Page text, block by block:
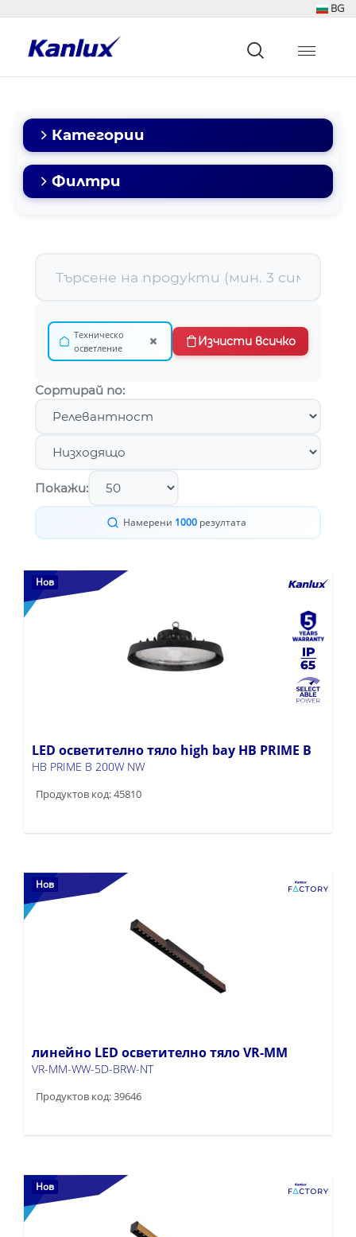
BG
główna
Категории
Филтри
Техническо
осветление
× Изчисти всичко
Сортирай по:
Покажи:
Намерени 1000резултата
Нов
LED осветително тяло high bay HB PRIME B
HB PRIME B 200W NW
Продуктов код: 45810
Нов
линейно LED осветително тяло VR-MM
VR-MM-WW-5D-BRW-NT
Продуктов код: 39646
Нов